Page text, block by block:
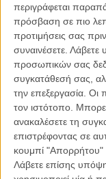
περιγράφεται
πρόσβαση σε πιο
προτιμήσεις σας
συναινέσετε. Λάβετε
προσωπικών σας
συγκατάθεσή σας,
την επεξεργασία. Οι
τον ιστότοπο.
ανακαλέσετε τη
επιστρέφοντας σε
κουμπί "Απορρήτου"
Λάβετε επίσης
Τάι Σέρινταν: η
ΝΕΑ /08 ΑΥΓ 2011 /
Να πώς μοιάζει
Κάτι τρέχει με
ΝΕΑ / 02 ΝΟΕ 2011/
Top Flix 2011: Το